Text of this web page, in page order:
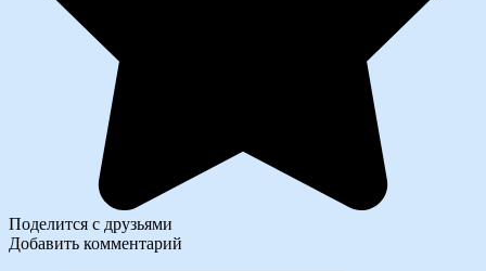
Поделится с друзьями
Добавить комментарий